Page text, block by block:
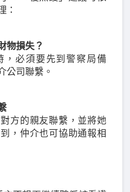
：
物損失？
，必須要先到警察局備
公司聯繫。
方的親友聯繫，並將她
，仲介也可協助通報相